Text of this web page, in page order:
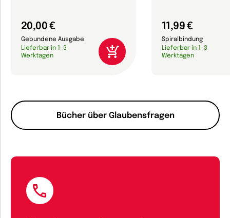
Bücher über Glaubensfragen
20,00 €
Gebundene Ausgabe
Lieferbar in 1-3
Werktagen
11,99 €
Spiralbindung
Lieferbar in 1-3
Werktagen